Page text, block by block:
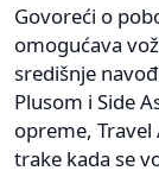
Govoreći o
omogućava
središnje
Plusom i Side
opreme,
trake kada se